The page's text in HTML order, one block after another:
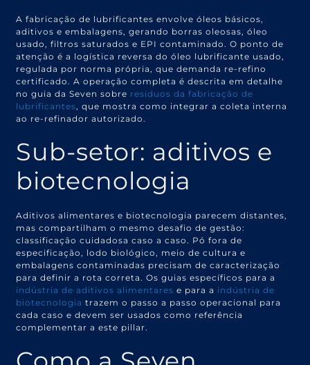
A fabricação de lubrificantes envolve óleos básicos,
aditivos e embalagens, gerando borras oleosas, óleo
usado, filtros saturados e EPI contaminado. O ponto de
atenção é a logística reversa do óleo lubrificante usado,
regulada por norma própria, que demanda re-refino
certificado. A operação completa é descrita em detalhe
no guia da Seven sobre resíduos da fabricação de
lubrificantes, que mostra como integrar a coleta interna
ao re-refinador autorizado.
Sub-setor: aditivos e
biotecnologia
Aditivos alimentares e biotecnologia parecem distantes,
mas compartilham o mesmo desafio de gestão:
classificação cuidadosa caso a caso. Pó fora de
especificação, lodo biológico, meio de cultura e
embalagens contaminadas precisam de caracterização
para definir a rota correta. Os guias específicos para a
indústria de aditivos alimentares e para a indústria de
biotecnologia trazem o passo a passo operacional para
cada caso e devem ser usados como referência
complementar a este pillar.